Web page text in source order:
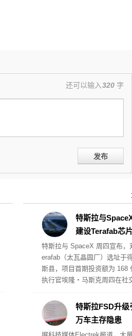
还可以输入320 字
发布
特斯拉与
建设Terafab芯
特斯拉与 SpaceX 周四宣布
erafab（太瓦晶圆厂）选址于
斯县，项目首期投资额为 168
执行官埃隆・马斯克周四在社
eX 披露，厂区规划制造面积
特斯拉FSD升级
万车主存隐患